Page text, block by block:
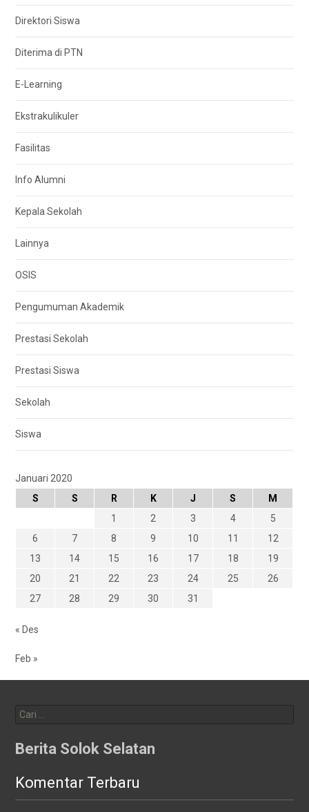
Direktori Siswa
Diterima di PTN
E-Learning
Ekstrakulikuler
Fasilitas
Info Alumni
Kepala Sekolah
Lainnya
OSIS
Pengumuman Akademik
Prestasi Sekolah
Prestasi Siswa
Sekolah
Siswa
Januari 2020
S
S R K J S
M
1
2 3 4
5
6
7 8 9 10 11
12
13
14 15 16 17 18
19
20
21 22 23 24 25
26
27
28 29 30 31
« Des
Feb »
untuk:
Berita Solok Selatan
Komentar Terbaru